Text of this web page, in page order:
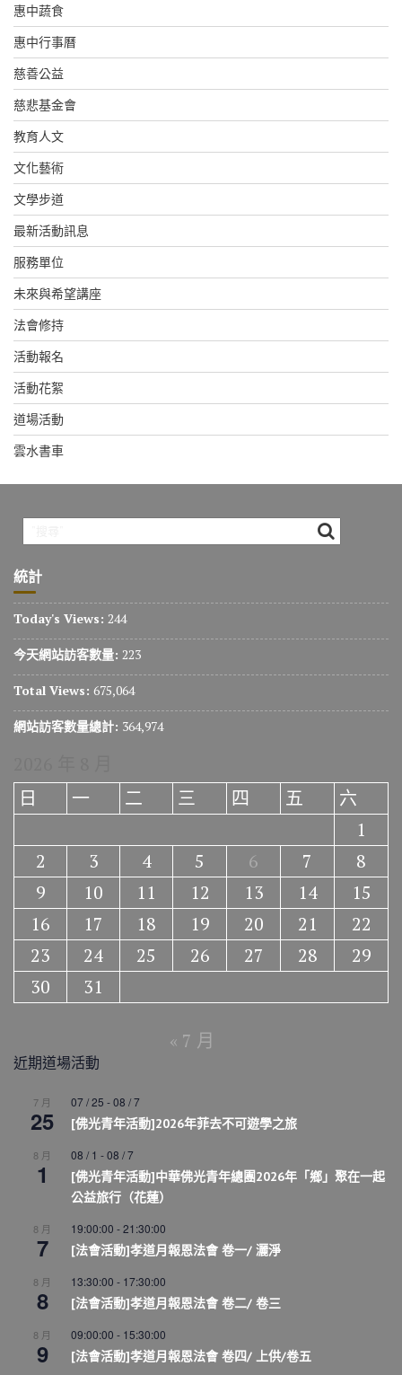
惠中蔬食
惠中行事曆
慈善公益
慈悲基金會
教育人文
文化藝術
文學步道
最新活動訊息
服務單位
未來與希望講座
法會修持
活動報名
活動花絮
道場活動
雲水書車
統計
Today's Views: 244
今天網站訪客數量: 223
Total Views: 675,064
網站訪客數量總計: 364,974
日
一 二 三 四 五
六
1
2
3 4 5 6 7
8
9
10 11 12 13 14
15
16
17 18 19 20 21
22
23
24 25 26 27 28
29
30
31
« 7 月
近期道場活動
7 月
25
07 / 25 -08 / 7
[佛光青年活動]2026年菲去不可遊學之旅
8 月
1
08 / 1 -08 / 7
[佛光青年活動]中華佛光青年總團2026年「鄉」聚在一起
公益旅行（花蓮）
8 月
7
19:00:00 -21:30:00
[法會活動]孝道月報恩法會 卷一/ 灑淨
8 月
8
13:30:00 - 17:30:00
[法會活動]孝道月報恩法會 卷二/ 卷三
8 月
9
09:00:00 - 15:30:00
[法會活動]孝道月報恩法會 卷四/ 上供/卷五